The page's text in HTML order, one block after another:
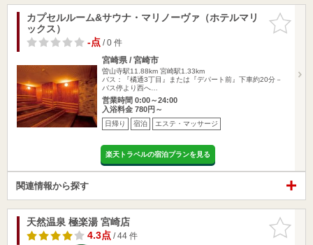
お気に入
りに追加
カプセルルーム&サウナ・マリノーヴァ（ホテルマリ
ックス）
-点/ 0 件
宮崎県 / 宮崎市
曽山寺駅11.88km 宮崎駅1.33km
バス：『橘通3丁目』または『デパート前』下車約20分－
バス停より西へ…
営業時間 0:00～24:00
入浴料金 780円～
日帰り 宿泊 エステ・マッサージ
楽天トラベルの宿泊プランを見る
関連情報から探す
お気に入
りに追加
天然温泉 極楽湯 宮崎店
4.3点/ 44 件